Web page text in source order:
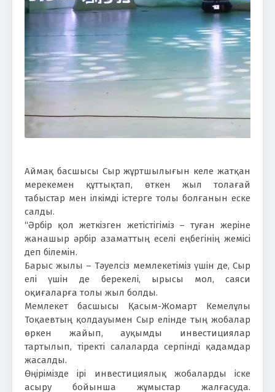
Аймақ басшысы Сыр жұртшылығын келе жатқан
мерекемен құттықтап, өткен жыл толағай
табыстар мен ілкімді істерге толы болғанын еске
салды.
“Әрбір қол жеткізген жетістігіміз – туған жеріне
жанашыр әрбір азаматтың еселі еңбегінің жемісі
деп білемін.
Барыс жылы – Тәуелсіз мемлекетіміз үшін де, Сыр
елі үшін де берекелі, ырысы мол, саяси
оқиғаларға толы жыл болды.
Мемлекет басшысы Қасым-Жомарт Кемелұлы
Тоқаевтың қолдауымен Сыр елінде тың жобалар
өркен жайып, ауқымды инвестициялар
тартылып, тіректі салаларда серпінді қадамдар
жасалды.
Өңірімізде ірі инвестициялық жобаларды іске
асыру бойынша жұмыстар жалғасуда.